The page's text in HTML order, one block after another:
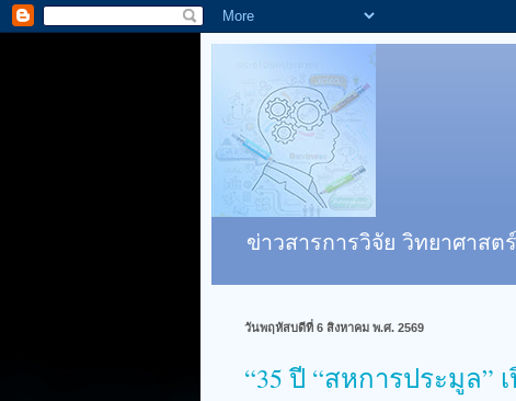
ข่าวสารการวิจัย วิทยาศาส
วันพฤหัสบดีที่ 6 สิงหาคม พ.ศ. 2569
“35 ปี “สหการประมูล”